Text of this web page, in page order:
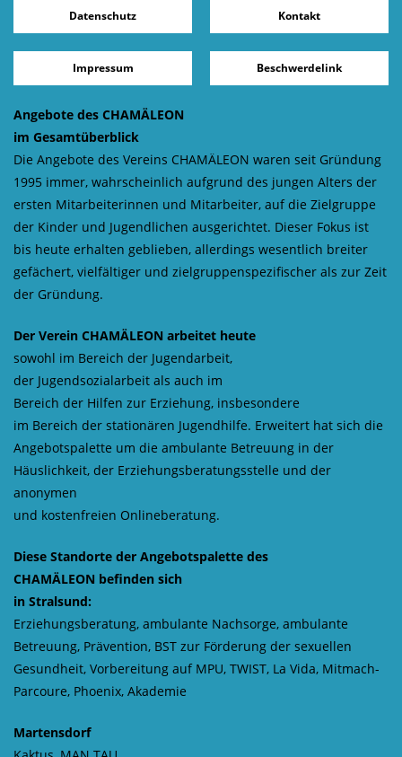
Datenschutz Kontakt
Impressum Beschwerdelink
Angebote des CHAMÄLEON
im Gesamtüberblick
Die Angebote des Vereins CHAMÄLEON waren seit Gründung
1995 immer, wahrscheinlich aufgrund des jungen Alters der
ersten Mitarbeiterinnen und Mitarbeiter, auf die Zielgruppe
der Kinder und Jugendlichen ausgerichtet. Dieser Fokus ist
bis heute erhalten geblieben, allerdings wesentlich breiter
gefächert, vielfältiger und zielgruppenspezifischer als zur Zeit
der Gründung.
Der Verein CHAMÄLEON arbeitet heute
sowohl im Bereich der Jugendarbeit,
der Jugendsozialarbeit als auch im
Bereich der Hilfen zur Erziehung, insbesondere
im Bereich der stationären Jugendhilfe. Erweitert hat sich die
Angebotspalette um die ambulante Betreuung in der
Häuslichkeit, der Erziehungsberatungsstelle und der
anonymen
und kostenfreien Onlineberatung.
Diese Standorte der Angebotspalette des
CHAMÄLEON befinden sich
in Stralsund:
Erziehungsberatung, ambulante Nachsorge, ambulante
Betreuung, Prävention, BST zur Förderung der sexuellen
Gesundheit, Vorbereitung auf MPU, TWIST, La Vida, Mitmach-
Parcoure, Phoenix, Akademie
Martensdorf